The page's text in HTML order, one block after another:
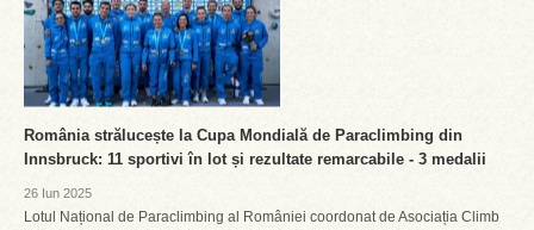
România strălucește la Cupa Mondială de Paraclimbing din
Innsbruck: 11 sportivi în lot și rezultate remarcabile - 3 medalii
26 Iun 2025
Lotul Național de Paraclimbing al României coordonat de Asociația Climb